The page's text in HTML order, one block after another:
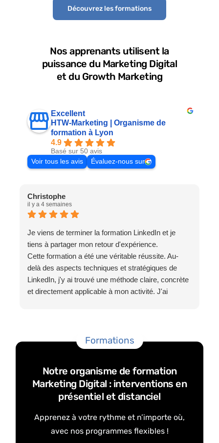
Découvrez les formations
Nos apprenants utilisent la
puissance du Marketing Digital
et du Growth Marketing
Excellent
HTW-Marketing | Organisme de
formation à Lyon
4.9
Basé sur 50 avis
Voir tous les avis
Évaluez-nous sur
Christophe
il y a 4 semaines
Je viens de terminer la formation LinkedIn et je
tiens à partager mon retour d'expérience.
Cette formation a été une véritable réussite. Au-
delà des aspects techniques et stratégiques de
LinkedIn, j'y ai trouvé une méthode claire, concrète
et directement applicable à mon activité. J'ai
communication authentique.
Les échanges avec toute l'équipe de HTW se sont
professionnels, disponibles et toujours à l'écoute.
Cet accompagnement a largement contribué à la
qualité de cette expérience.
Lovato pour sa pédagogie, sa bienveillance et sa
capacité à rendre chaque notion accessible. Elle a
Formations
Notre organisme de formation
Marketing Digital : interventions en
présentiel et distanciel
Apprenez à votre rythme et n’importe où,
avec nos programmes flexibles !